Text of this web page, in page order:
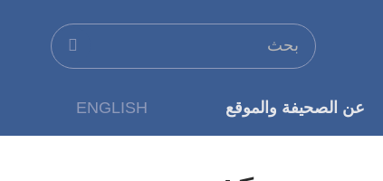
ENGLISH عن الصحيفة والموقع